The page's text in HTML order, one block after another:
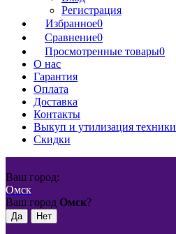
Регистрация
Избранное0
Сравнение0
Просмотренные товары0
О нас
Гарантия
Оплата
Доставка
Контакты
Выкуп и утилизация техники
Скидки
Ваш город:
Омск
Ваш город Омск?